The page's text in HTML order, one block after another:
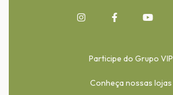
Participe do Grupo VIP
Conheça nossas lojas